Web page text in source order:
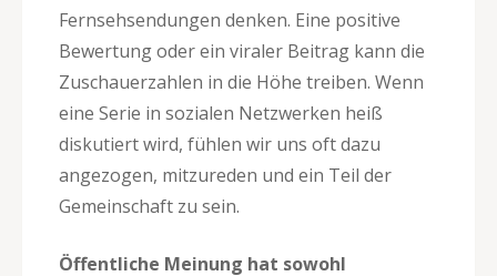
Fernsehsendungen denken. Eine positive
Bewertung oder ein viraler Beitrag kann die
Zuschauerzahlen in die Höhe treiben. Wenn
eine Serie in sozialen Netzwerken heiß
diskutiert wird, fühlen wir uns oft dazu
angezogen, mitzureden und ein Teil der
Gemeinschaft zu sein.
Öffentliche Meinung hat sowohl